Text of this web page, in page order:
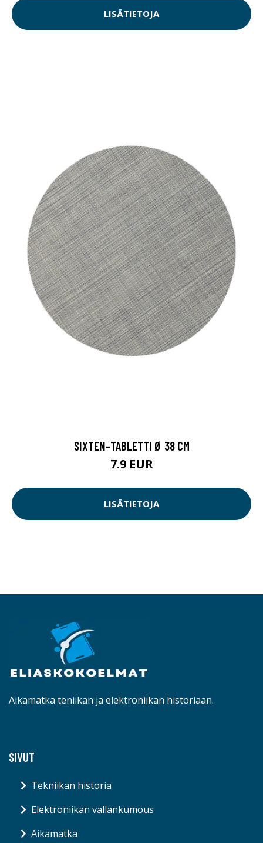
LISÄTIETOJA
SIXTEN-TABLETTI Ø 38 CM
7.9 EUR
LISÄTIETOJA
Aikamatka teniikan ja elektroniikan historiaan.
SIVUT
Tekniikan historia
Elektroniikan vallankumous
Aikamatka